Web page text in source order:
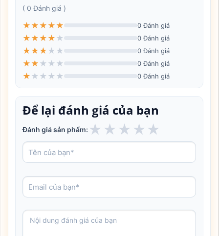
( 0 Đánh giá )
★ ★ ★ ★ ★ 0 Đánh giá
★ ★ ★ ★ ★ 0 Đánh giá
★ ★ ★ ★ ★ 0 Đánh giá
★ ★ ★ ★ ★ 0 Đánh giá
★ ★ ★ ★ ★ 0 Đánh giá
Để lại đánh giá của bạn
Đánh giá sản phẩm: ★ ★ ★ ★★